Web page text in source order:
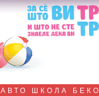
АВТО ШКОЛА БЕКО